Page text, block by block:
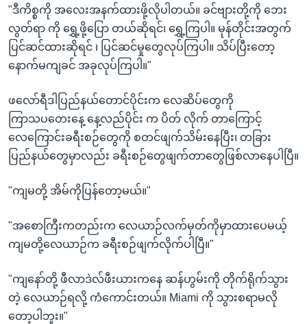
"ဒီကိစ္စကို အလေးအနက်ထားဖို့လိုပါတယ်။ ခင်ဗျားတို့ကို ဘေး
လွတ်ရာ ကို ရွှေ့ဖို့ပြော တယ်ဆိုရင်၊ ရွှေ့ကြပါ။ မုန်တိုင်းအတွက်
ပြင်ဆင်ထားဆိုရင် ၊ ပြင်ဆင်မှုတွေလုပ်ကြပါ။ သိပ်ပြီးတော့
နောက်မကျခင် အခုလုပ်ကြပါ။"
ဖလော်ရီဒါပြည်နယ်တောင်ပိုင်းက လေဆိပ်တွေကို
ကြာသပတေးနေ့ နေ့လည်ပိုင်း က ပိတ် လိုက် တာကြောင့်
လေကြောင်းခရီးစဉ်တွေကို စတင်ဖျက်သိမ်းနေပြီး၊ တခြား
ပြည်နယ်တွေမှာလည်း ခရီးစဉ်တွေဖျက်တာတွေဖြစ်လာနေပါပြီ။
"ကျမတို့ အိမ်ကိုပြန်တော့မယ်။"
"အစောကြီးကတည်းက လေယာဉ်လက်မှတ်ကိုမှာထားပေမယ့်
ကျမတို့လေယာဉ်က ခရီးစဉ်ဖျက်လိုက်ပါပြီ။"
"ကျနော်တို့ ဖီလာဒဲလ်ဖီးယားကနေ ဆန်ဟွမ်းကို တိုက်ရိုက်သွား
တဲ့ လေယာဉ်ရလို့ ကံကောင်းတယ်။ Miami ကို သွားစရာမလို
တော့ပါဘူး။"